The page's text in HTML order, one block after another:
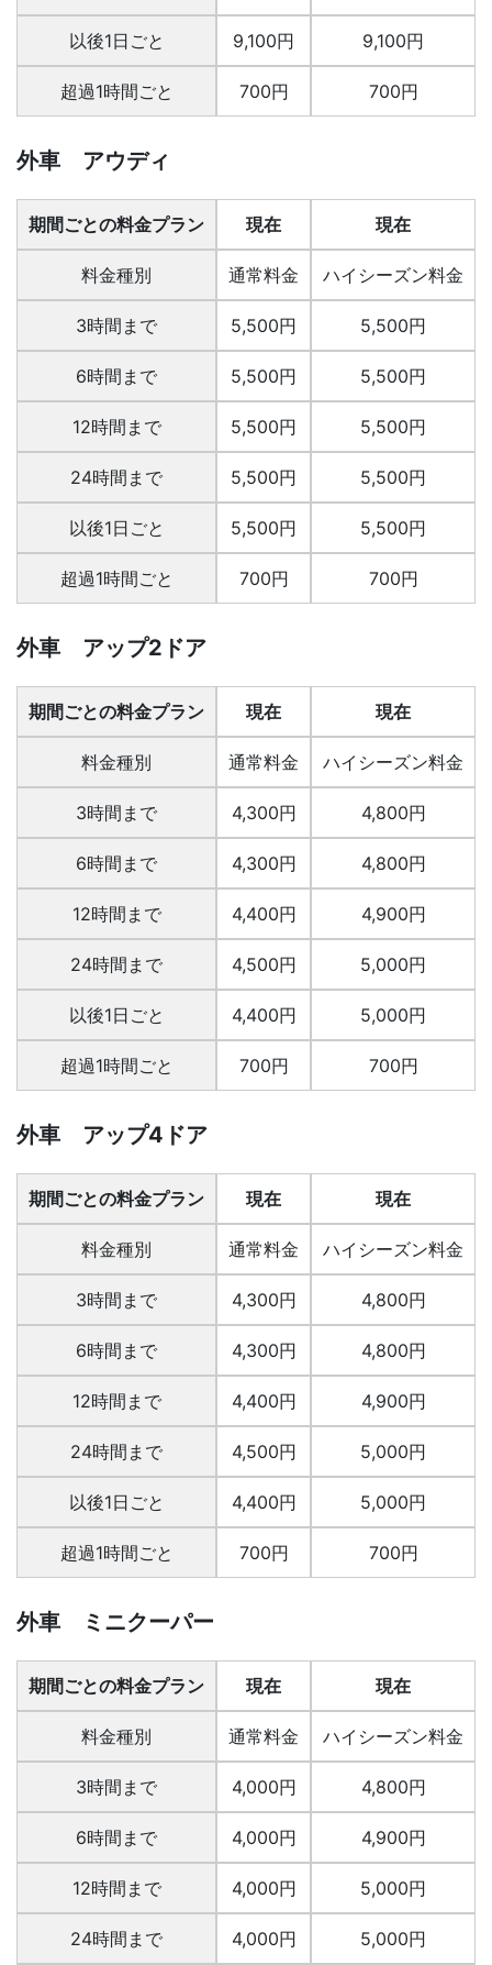
以後1日ごと
超過1時間ごと
9,100円
700円
9,100円
700円
外車 アウディ
期間ごとの料金プラン
料金種別
3時間まで
6時間まで
12時間まで
24時間まで
以後1日ごと
超過1時間ごと
現在
通常料金
5,500円
5,500円
5,500円
5,500円
5,500円
700円
現在
ハイシーズン料金
5,500円
5,500円
5,500円
5,500円
5,500円
700円
外車 アップ2ドア
期間ごとの料金プラン
料金種別
3時間まで
6時間まで
12時間まで
24時間まで
以後1日ごと
超過1時間ごと
現在
通常料金
4,300円
4,300円
4,400円
4,500円
4,400円
700円
現在
ハイシーズン料金
4,800円
4,800円
4,900円
5,000円
5,000円
700円
外車 アップ4ドア
期間ごとの料金プラン
料金種別
3時間まで
6時間まで
12時間まで
24時間まで
以後1日ごと
超過1時間ごと
現在
通常料金
4,300円
4,300円
4,400円
4,500円
4,400円
700円
現在
ハイシーズン料金
4,800円
4,800円
4,900円
5,000円
5,000円
700円
外車 ミニクーパー
期間ごとの料金プラン
料金種別
3時間まで
6時間まで
12時間まで
24時間まで
現在
通常料金
4,000円
4,000円
4,000円
4,000円
現在
ハイシーズン料金
4,800円
4,900円
5,000円
5,000円